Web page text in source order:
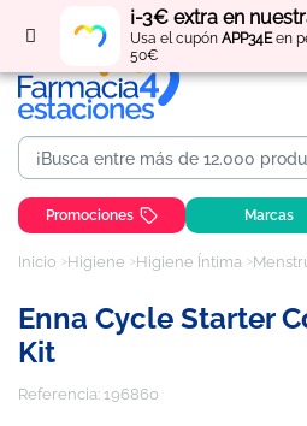
¡-3€ extra en
Usa el cupón APP34Een
50€
Regístratey obtén
Promociones Marcas
Inicio Higiene Higiene Íntima
Enna Cycle Starter
Kit
Referencia: 196860